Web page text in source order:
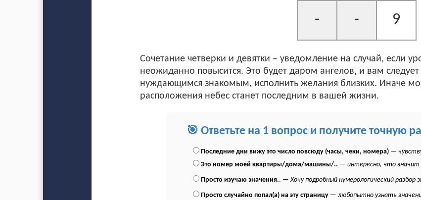
- - 9
Сочетание четверки и девятки – уведомление на случай, если
неожиданно повысится. Это будет даром ангелов, и вам
нуждающимся знакомым, исполнить желания близких. Иначе
расположения небес станет последним в вашей жизни.
🎯 Ответьте на 1 вопрос и получите точную
Последние дни вижу это число повсюду (часы, чеки, номера) —
Это номер моей квартиры/дома/машины/.. —интересно, что
Просто изучаю значения.. —Хочу подробный нумерологический разбор
Просто случайно попал(а) на эту страницу —любопытно узнать